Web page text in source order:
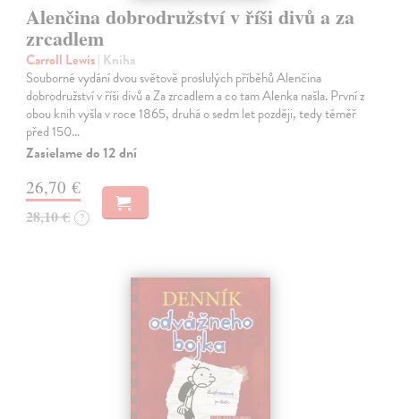
Alenčina dobrodružství v říši divů a za
zrcadlem
Carroll Lewis| Kniha
Souborné vydání dvou světově proslulých příběhů Alenčina
dobrodružství v říši divů a Za zrcadlem a co tam Alenka našla. První z
obou knih vyšla v roce 1865, druhá o sedm let později, tedy téměř
před 150…
Zasielame do 12 dní
26,70 €
28,10 € ?